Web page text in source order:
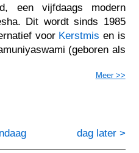
een vijfdaags modern
Dit wordt sinds 1985
voor Kerstmis en is
(geboren als
Meer >>
dag later >